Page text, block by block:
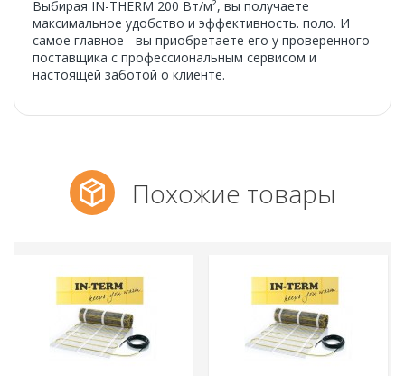
Выбирая IN-THERM 200 Вт/м², вы получаете
максимальное удобство и эффективность. поло. И
самое главное - вы приобретаете его у проверенного
поставщика с профессиональным сервисом и
настоящей заботой о клиенте.
Похожие товары